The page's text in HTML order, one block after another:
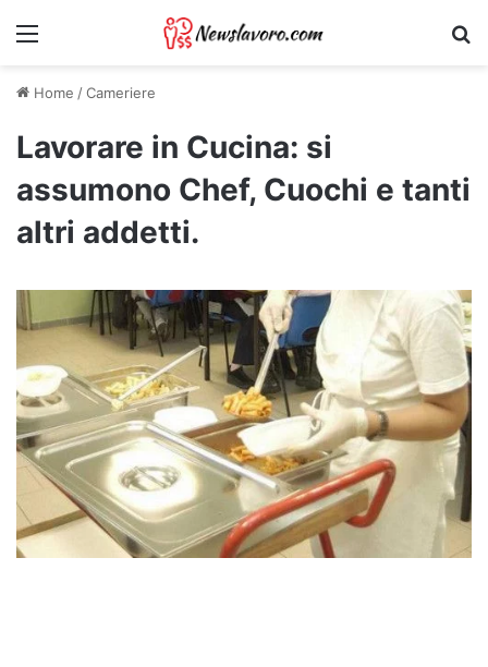
Menu
Home /Cameriere
Lavorare in Cucina: si
assumono Chef, Cuochi e tanti
altri addetti.